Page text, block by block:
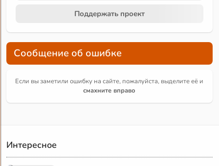
Поддержать проект
Сообщение об ошибке
Если вы заметили ошибку на сайте, пожалуйста, выделите её и
смахните вправо
Интересное